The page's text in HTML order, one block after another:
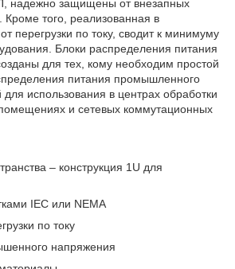
надежно защищены от внезапных
Кроме того, реализованная в
перегрузки по току, сводит к минимуму
Блоки распределения питания
для тех, кому необходим простой
питания промышленного
использования в центрах обработки
и сетевых коммутационных
– конструкция 1U для
IEC или NEMA
по току
напряжения